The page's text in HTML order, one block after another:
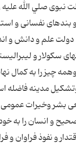
نبوى صلي الله
بندهاى نفسانى و
دولت علم و دانش و
سكولار و
چيز را به كمال
مدينه فاضله
بشر وخيرات عمومى
تصحيح و انسان را به
و نفوذ فراوان و